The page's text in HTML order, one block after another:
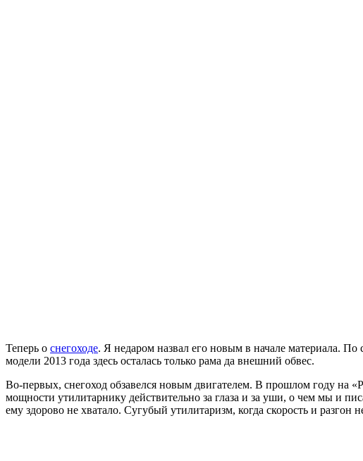
Теперь о снегоходе. Я недаром назвал его новым в начале материала.
модели 2013 года здесь осталась только рама да внешний обвес.
Во-первых, снегоход обзавелся новым двигателем. В прошлом году на
мощности утилитарнику действительно за глаза и за уши, о чем мы и
ему здорово не хватало. Сугубый утилитаризм, когда скорость и